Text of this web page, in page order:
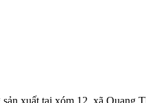
xuất tại xóm 12, xã Quang